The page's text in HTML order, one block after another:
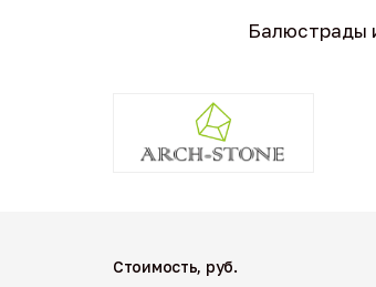
Балюстрады
Стоимость, руб.